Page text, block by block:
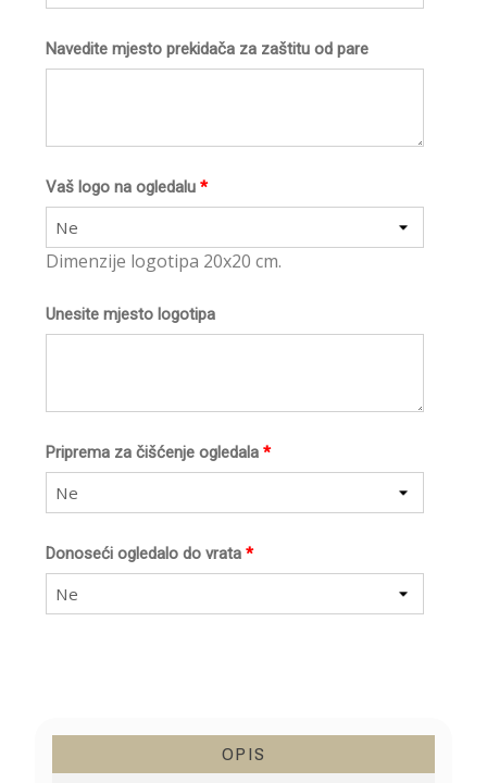
Navedite mjesto prekidača za zaštitu od pare
*
Vaš logo na ogledalu
Ne
Dimenzije logotipa 20x20 cm.
Unesite mjesto logotipa
*
Priprema za čišćenje ogledala
Ne
*
Donoseći ogledalo do vrata
Ne
OPIS